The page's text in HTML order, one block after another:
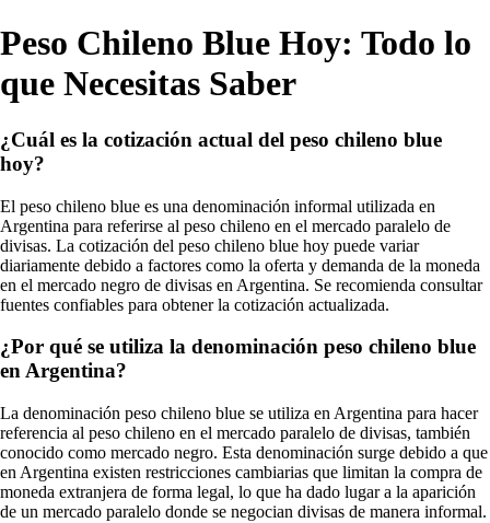
Peso Chileno Blue Hoy: Todo lo
que Necesitas Saber
¿Cuál es la cotización actual del peso chileno blue
hoy?
El peso chileno blue es una denominación informal utilizada en
Argentina para referirse al peso chileno en el mercado paralelo de
divisas. La cotización del peso chileno blue hoy puede variar
diariamente debido a factores como la oferta y demanda de la moneda
en el mercado negro de divisas en Argentina. Se recomienda consultar
fuentes confiables para obtener la cotización actualizada.
¿Por qué se utiliza la denominación peso chileno blue
en Argentina?
La denominación peso chileno blue se utiliza en Argentina para hacer
referencia al peso chileno en el mercado paralelo de divisas, también
conocido como mercado negro. Esta denominación surge debido a que
en Argentina existen restricciones cambiarias que limitan la compra de
moneda extranjera de forma legal, lo que ha dado lugar a la aparición
de un mercado paralelo donde se negocian divisas de manera informal.